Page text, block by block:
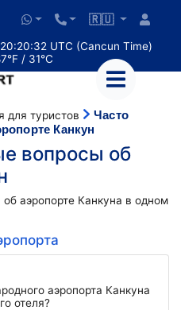
🇷🇺
UTC (Cancun Time)
/ 31°C
для туристов
Часто
Канкун
вопросы об
аэропорте Канкуна в одном
аэропорта Канкуна
отеля?